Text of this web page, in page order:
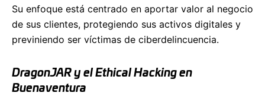
Su enfoque está centrado en aportar valor al negocio
de sus clientes, protegiendo sus activos digitales y
previniendo ser víctimas de ciberdelincuencia.
DragonJAR y el Ethical Hacking en
Buenaventura